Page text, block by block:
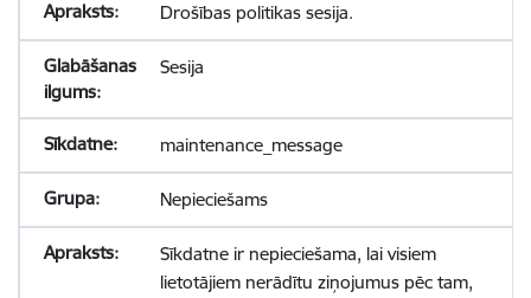
Drošības politikas sesija.
Sesija
maintenance_message
Nepieciešams
Sīkdatne ir nepieciešama, lai visiem
lietotājiem nerādītu ziņojumus pēc tam,